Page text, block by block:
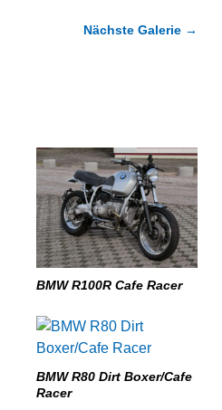
Nächste Galerie →
BMW R100R Cafe Racer
BMW R80 Dirt Boxer/Cafe
Racer